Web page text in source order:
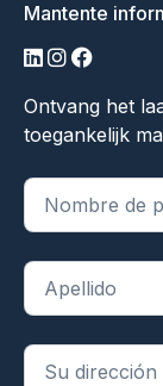
Mantente
linkedin
instagram
facebook
Ontvang het
toegankelijk
"*" indica